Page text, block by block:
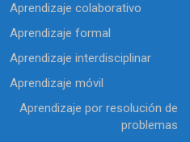
Aprendizaje colaborativo
Aprendizaje formal
Aprendizaje interdisciplinar
Aprendizaje móvil
Aprendizaje por resolución de
problemas